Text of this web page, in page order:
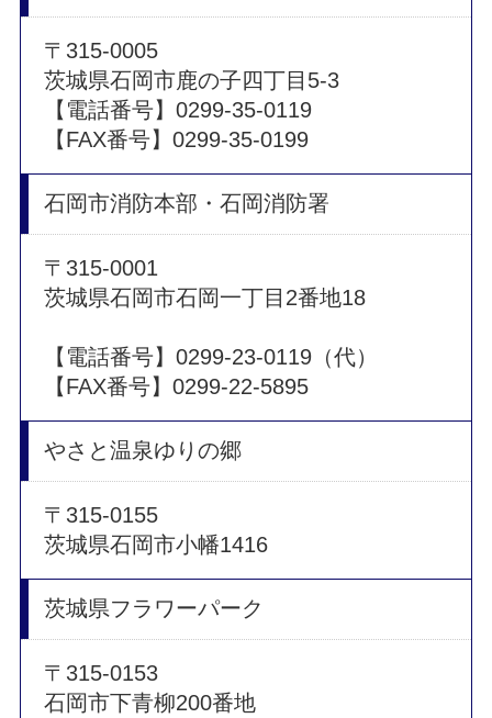
〒315-0005
茨城県石岡市鹿の子四丁目5-3
【電話番号】0299-35-0119
【FAX番号】0299-35-0199
石岡市消防本部・石岡消防署
〒315-0001
茨城県石岡市石岡一丁目2番地18
【電話番号】0299-23-0119（代）
【FAX番号】0299-22-5895
やさと温泉ゆりの郷
〒315-0155
茨城県石岡市小幡1416
茨城県フラワーパーク
〒315-0153
石岡市下青柳200番地